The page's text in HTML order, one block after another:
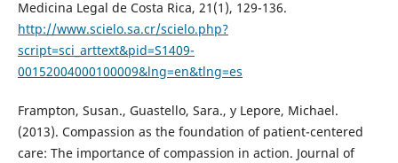
Medicina Legal de Costa Rica, 21(1), 129-136.
http://www.scielo.sa.cr/scielo.php?
script=sci_arttext&pid=S1409-
00152004000100009&lng=en&tlng=es
Frampton, Susan., Guastello, Sara., y Lepore, Michael.
(2013). Compassion as the foundation of patient-centered
care: The importance of compassion in action. Journal of